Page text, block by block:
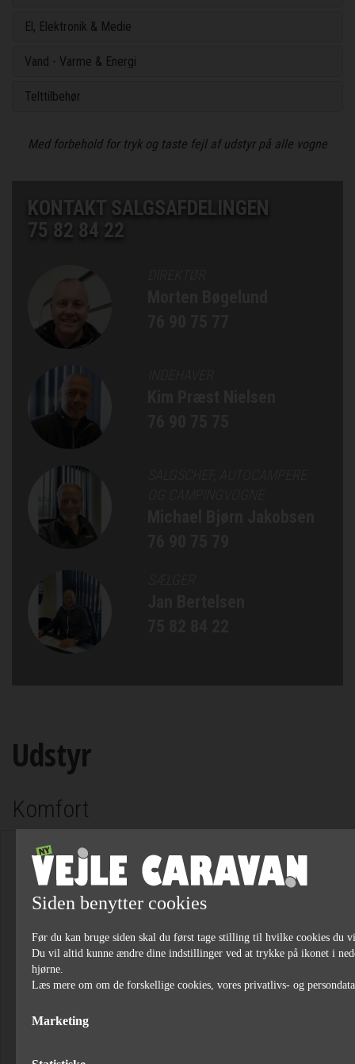
El, Elektronik & Medie
Vand - Varme & Energi
Telttilbehør
Med forbehold for tryk og taste fejl af udstyr på alle vogne
KONTAKT SALGSAFDELINGEN
75 82 84 22
Udstyr
Komfort
Siden benytter cookies
Før du kan bruge siden skal du først tage stilling til hvilke cookies du
Du vil altid kunne ændre dine indstillinger ved at trykke på ikonet i
hjørne.
Læs mere om om de forskellige cookies, vores privatlivs- og
Marketing